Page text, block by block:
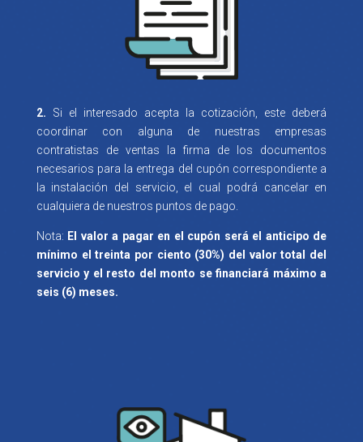
2. Si el interesado acepta la cotización, este deberá
coordinar con alguna de nuestras empresas
contratistas de ventas la firma de los documentos
necesarios para la entrega del cupón correspondiente a
la instalación del servicio, el cual podrá cancelar en
cualquiera de nuestros puntos de pago.
Nota: El valor a pagar en el cupón será el anticipo de
mínimo el treinta por ciento (30%) del valor total del
servicio y el resto del monto se financiará máximo a
seis (6) meses.